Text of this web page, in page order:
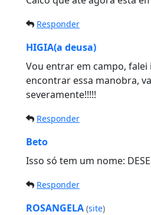
Responder
HIGIA(a deusa)
Vou entrar em campo,
encontrar essa manobra,
severamente!!!!!
Responder
Beto
Isso só tem um nome:
Responder
ROSANGELA (site)